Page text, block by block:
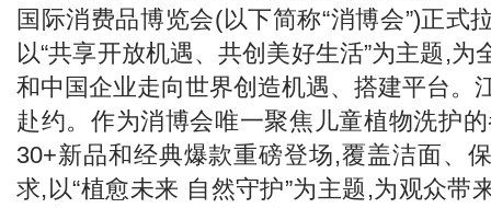
国际消费品博览会(以下简称“消博会”)正式
以“共享开放机遇、共创美好生活”为主题,为
和中国企业走向世界创造机遇、搭建平台。
赴约。作为消博会唯一聚焦儿童植物洗护
30+新品和经典爆款重磅登场,覆盖洁面、
求,以“植愈未来 自然守护”为主题,为观众带